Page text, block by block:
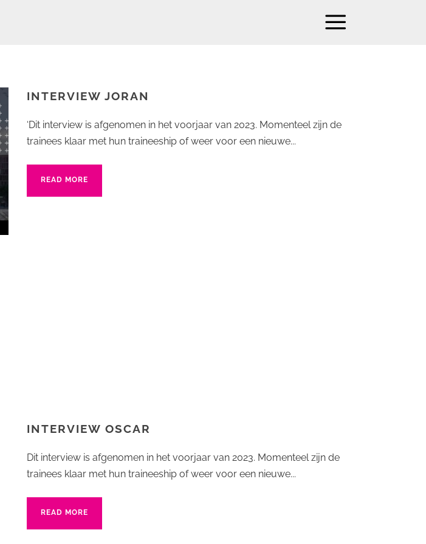
INTERVIEW JORAN
‘Dit interview is afgenomen in het voorjaar van 2023. Momenteel zijn de
trainees klaar met hun traineeship of weer voor een nieuwe...
READ MORE
INTERVIEW OSCAR
Dit interview is afgenomen in het voorjaar van 2023. Momenteel zijn de
trainees klaar met hun traineeship of weer voor een nieuwe...
READ MORE